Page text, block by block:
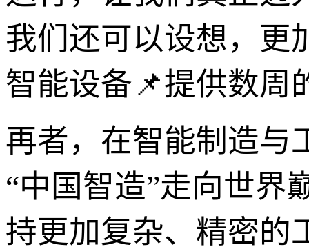
我们还可以设想，更
智能设备📌提供数周
再者，在智能制造与
“中国智造”走向世界
持更加复杂、精密的